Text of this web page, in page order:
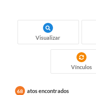
Visualizar
Vínculos
68 atos encontrados